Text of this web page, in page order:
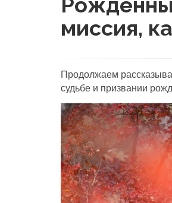
миссия,
Продолжаем
судьбе и призвании